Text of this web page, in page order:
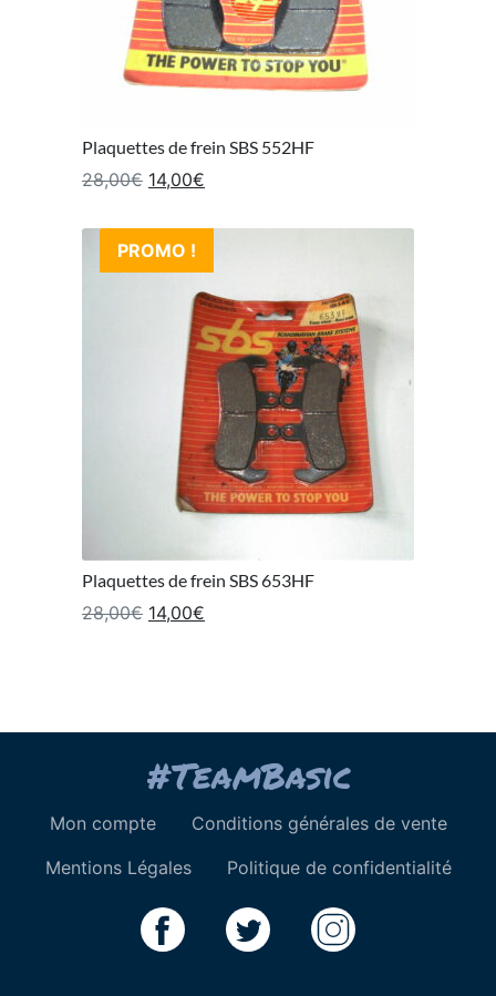
Plaquettes de frein SBS 552HF
28,00€ Le prix initial était : 28,00€.
14,00€
PROMO !
Plaquettes de frein SBS 653HF
28,00€ Le prix initial était : 28,00€.
14,00€
Mon compte
Conditions générales de vente
Mentions Légales
Politique de confidentialité